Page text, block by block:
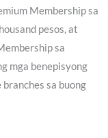
Membership sa
pesos, at
sa
mga benepisyong
sa buong